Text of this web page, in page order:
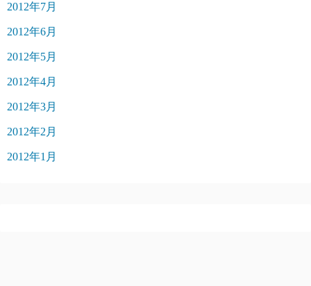
2012年7月
2012年6月
2012年5月
2012年4月
2012年3月
2012年2月
2012年1月